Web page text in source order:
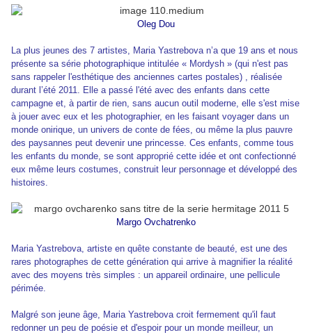
Oleg Dou
La plus jeunes des 7 artistes, Maria Yastrebova n’a que 19 ans et nous
présente sa série photographique intitulée « Mordysh » (qui n'est pas
sans rappeler l'esthétique des anciennes cartes postales) , réalisée
durant l’été 2011. Elle a passé l'été avec des enfants dans cette
campagne et, à partir de rien, sans aucun outil moderne, elle s'est mise
à jouer avec eux et les photographier, en les faisant voyager dans un
monde onirique, un univers de conte de fées, ou même la plus pauvre
des paysannes peut devenir une princesse. Ces enfants, comme tous
les enfants du monde, se sont approprié cette idée et ont confectionné
eux même leurs costumes, construit leur personnage et développé des
histoires.
Margo Ovchatrenko
Maria Yastrebova, artiste en quête constante de beauté, est une des
rares photographes de cette génération qui arrive à magnifier la réalité
avec des moyens très simples : un appareil ordinaire, une pellicule
périmée.
Malgré son jeune âge, Maria Yastrebova croit fermement qu'il faut
redonner un peu de poésie et d'espoir pour un monde meilleur, un